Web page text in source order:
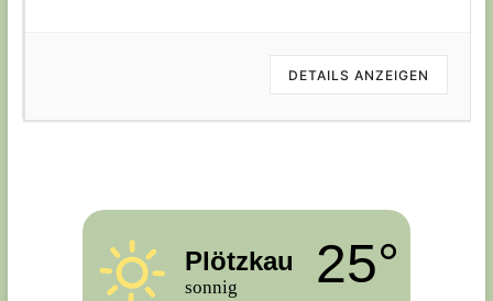
DETAILS ANZEIGEN
Plötzkau
sonnig 25°